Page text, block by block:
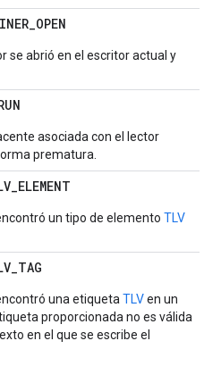
_OPEN
se abrió en el escritor actual y
asociada con el lector
prematura.
_ELEMENT
un tipo de elemento TLV
_TAG
una etiqueta TLVen un
proporcionada no es válida
en el que se escribe el